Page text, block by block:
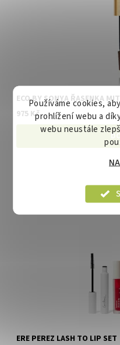
ECO BY SONYA ŘASENKA
975 Kč
ERE PEREZ LASH TO LIP SET
Používáme cookies,
prohlížení webu a
webu neustále